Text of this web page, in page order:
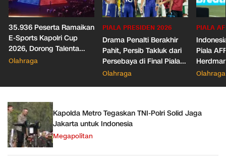
35.936 Peserta Ramaikan
E-Sports Kapolri Cup
2026, Dorong Talenta
Digital dan Keamanan
Olahraga
PIALA PRESIDEN 2026
Drama Penalti Berakhir
Pahit, Persib Takluk dari
Persebaya di Final Piala
Presiden 2026
Olahraga
PIALA
Piala
Wasit
Olahraga
Kapolda Metro Tegaskan TNI-Polri Solid Jaga
Jakarta untuk Indonesia
Megapolitan